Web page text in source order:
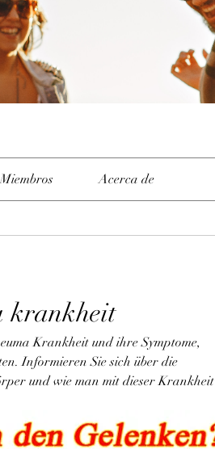
Miembros Acerca de
krankheit
Krankheit und ihre Symptome,
Informieren Sie sich über die
und wie man mit dieser Krankheit